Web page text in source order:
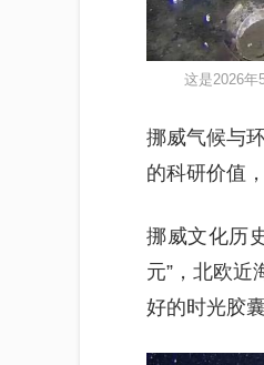
这是2026年
挪威气候与
的科研价值
挪威文化历
元”，北欧近
好的时光胶